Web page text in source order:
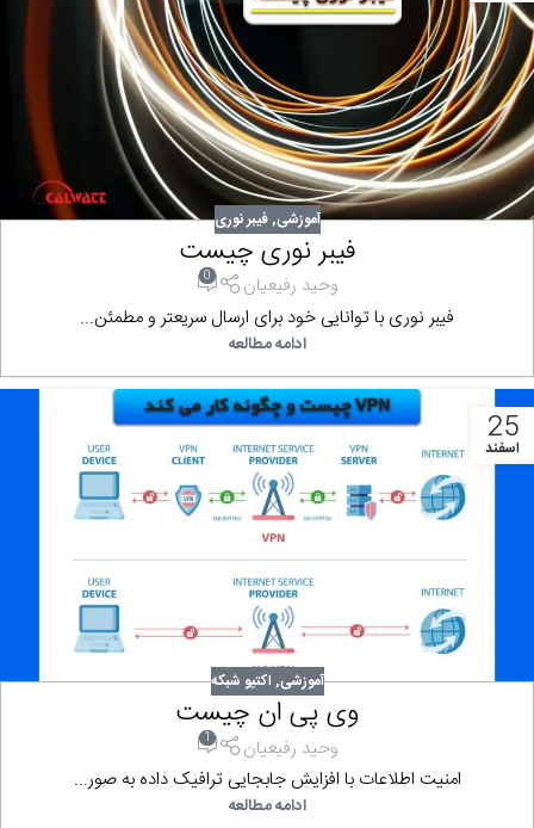
آموزشی,فیبر نوری
فیبر نوری چیست
وحید رفیعیان 0
فیبر نوری با توانایی خود برای ارسال سریعتر و مطمئن...
ادامه مطالعه
25
اسفند
آموزشی, اکتیو شبکه
وی پی ان چیست
وحید رفیعیان 1
امنیت اطلاعات با افزایش جابجایی ترافیک داده به صور...
ادامه مطالعه